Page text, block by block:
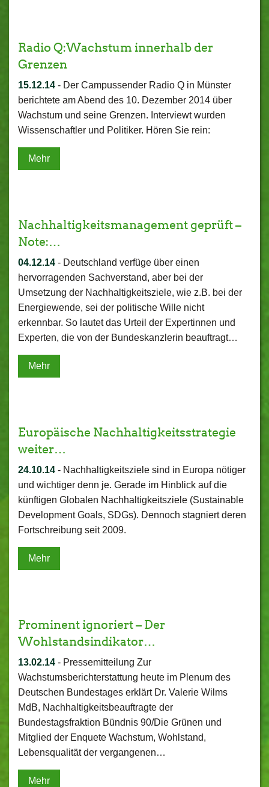
Radio Q:Wachstum innerhalb der
Grenzen
15.12.14 - Der Campussender Radio Q in Münster
berichtete am Abend des 10. Dezember 2014 über
Wachstum und seine Grenzen. Interviewt wurden
Wissenschaftler und Politiker. Hören Sie rein:
Mehr
Nachhaltigkeitsmanagement geprüft –
Note:…
04.12.14 - Deutschland verfüge über einen
hervorragenden Sachverstand, aber bei der
Umsetzung der Nachhaltigkeitsziele, wie z.B. bei der
Energiewende, sei der politische Wille nicht
erkennbar. So lautet das Urteil der Expertinnen und
Experten, die von der Bundeskanzlerin beauftragt…
Mehr
Europäische Nachhaltigkeitsstrategie
weiter…
24.10.14 - Nachhaltigkeitsziele sind in Europa nötiger
und wichtiger denn je. Gerade im Hinblick auf die
künftigen Globalen Nachhaltigkeitsziele (Sustainable
Development Goals, SDGs). Dennoch stagniert deren
Fortschreibung seit 2009.
Mehr
Prominent ignoriert – Der
Wohlstandsindikator…
13.02.14 - Pressemitteilung Zur
Wachstumsberichterstattung heute im Plenum des
Deutschen Bundestages erklärt Dr. Valerie Wilms
MdB, Nachhaltigkeitsbeauftragte der
Bundestagsfraktion Bündnis 90/Die Grünen und
Mitglied der Enquete Wachstum, Wohlstand,
Lebensqualität der vergangenen…
Mehr